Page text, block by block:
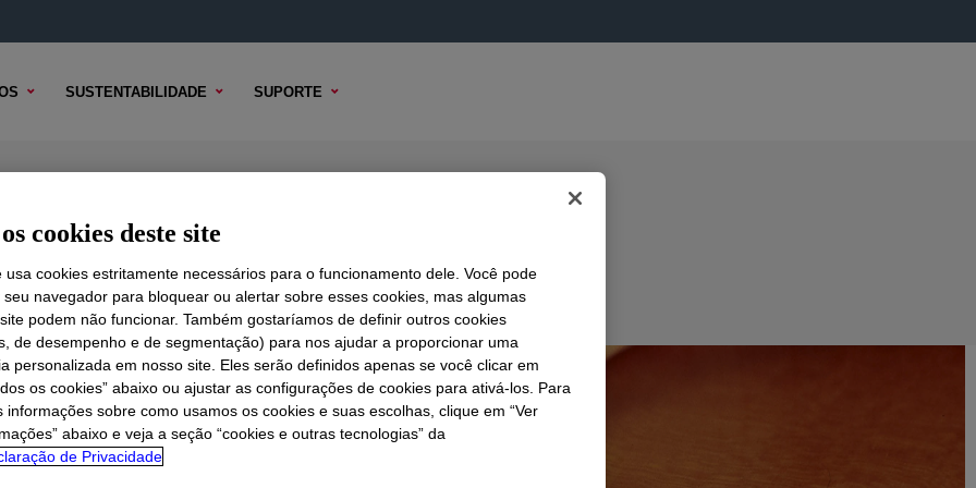
SUSTENTABILIDADE SUPORTE
TÉCNICO OPÇÕES DE AMOSTRA OPÇÕES DE COMPRA
cookies deste site
usa cookies estritamente necessários para o funcionamento dele. Você pode
navegador para bloquear ou alertar sobre esses cookies, mas algumas
podem não funcionar. Também gostaríamos de definir outros cookies
de desempenho e de segmentação) para nos ajudar a proporcionar uma
personalizada em nosso site. Eles serão definidos apenas se você clicar em
os cookies” abaixo ou ajustar as configurações de cookies para ativá-los. Para
informações sobre como usamos os cookies e suas escolhas, clique em “Ver
abaixo e veja a seção “cookies e outras tecnologias” da
de Privacidade